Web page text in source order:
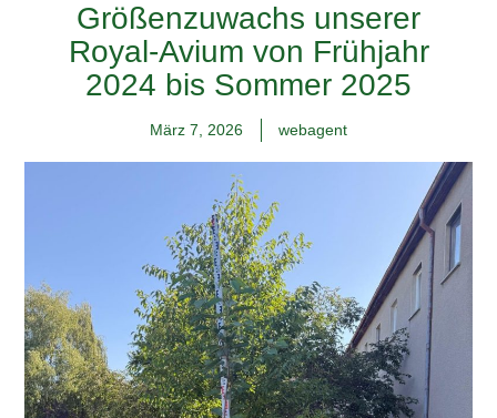
Größenzuwachs unserer
Royal-Avium von Frühjahr
2024 bis Sommer 2025
März 7, 2026 webagent